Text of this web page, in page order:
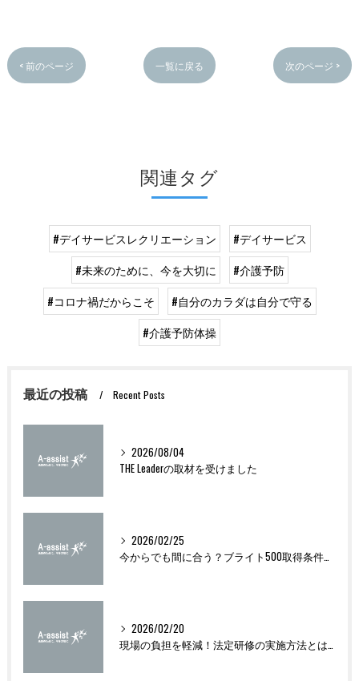
< 前のページ 一覧に戻る 次のページ >
関連タグ
#デイサービスレクリエーション
#デイサービス
#未来のために、今を大切に
#介護予防
#コロナ禍だからこそ
#自分のカラダは自分で守る
#介護予防体操
最近の投稿 Recent Posts
2026/08/04
THE Leaderの取材を受けました
2026/02/25
今からでも間に合う？ブライト500取得条件をわかりやすく解説
2026/02/20
現場の負担を軽減！法定研修の実施方法とは？